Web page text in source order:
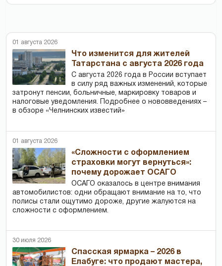
01 августа 2026
Что изменится для жителей
Татарстана с августа 2026 года
С августа 2026 года в России вступает
в силу ряд важных изменений, которые
затронут пенсии, больничные, маркировку товаров и
налоговые уведомления. Подробнее о нововведениях –
в обзоре «Челнинских известий»
01 августа 2026
«Сложности с оформлением
страховки могут вернуться»:
почему дорожает ОСАГО
ОСАГО оказалось в центре внимания
автомобилистов: одни обращают внимание на то, что
полисы стали ощутимо дороже, другие жалуются на
сложности с оформлением.
30 июля 2026
Спасская ярмарка – 2026 в
Елабуге: что продают мастера,